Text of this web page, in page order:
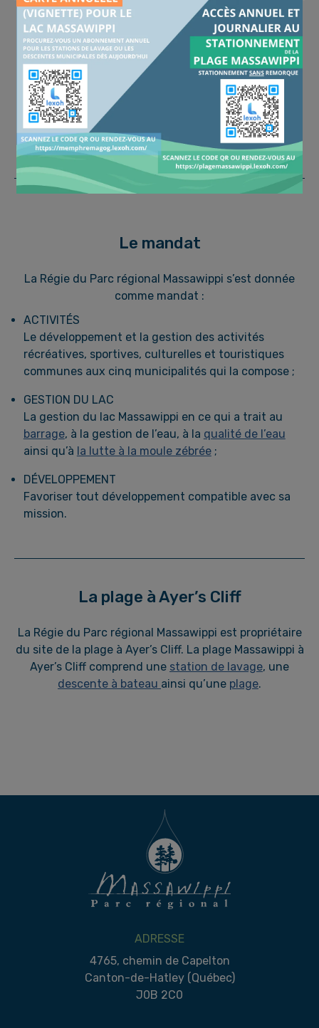
Sainte-Catherine-de-Hatley
www.sainte-catherine-de-hatley.ca
Le mandat
La Régie du Parc régional Massawippi s’est donnée
comme mandat :
ACTIVITÉS
Le développement et la gestion des activités
récréatives, sportives, culturelles et touristiques
communes aux cinq municipalités qui la compose ;
GESTION DU LAC
La gestion du lac Massawippi en ce qui a trait au
barrage, à la gestion de l’eau, à la qualité de l’eau
ainsi qu’à la lutte à la moule zébrée;
DÉVELOPPEMENT
Favoriser tout développement compatible avec sa
mission.
La plage à Ayer’s Cliff
La Régie du Parc régional Massawippi est propriétaire
du site de la plage à Ayer’s Cliff. La plage Massawippi à
Ayer’s Cliff comprend une station de lavage, une
descente à bateau ainsi qu’une plage.
ADRESSE
4765, chemin de Capelton
Canton-de-Hatley (Québec)
J0B 2C0